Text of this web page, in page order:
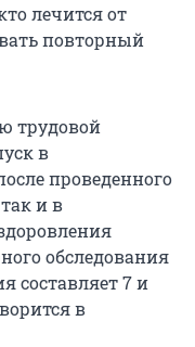
лечится от
повторный
трудовой
в
проведенного
и в
обследования
составляет 7 и
в